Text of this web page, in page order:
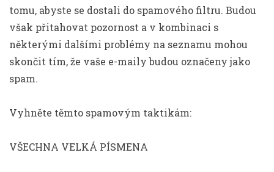
tomu, abyste se dostali do spamového filtru. Budou
však přitahovat pozornost a v kombinaci s
některými dalšími problémy na seznamu mohou
skončit tím, že vaše e-maily budou označeny jako
spam.
Vyhněte těmto spamovým taktikám:
VŠECHNA VELKÁ PÍSMENA